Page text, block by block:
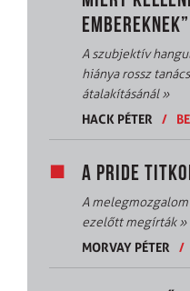
A szubjektív
hiánya rossz
átalakításánál»
HACK PÉTER
/
A PRIDE
A
ezelőtt megírták»
MORVAY PÉTER
/